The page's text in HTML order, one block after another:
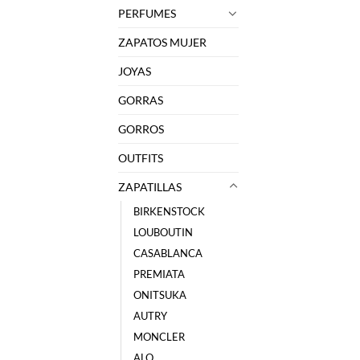
PERFUMES
ZAPATOS MUJER
JOYAS
GORRAS
GORROS
OUTFITS
ZAPATILLAS
BIRKENSTOCK
LOUBOUTIN
CASABLANCA
PREMIATA
ONITSUKA
AUTRY
MONCLER
ALO